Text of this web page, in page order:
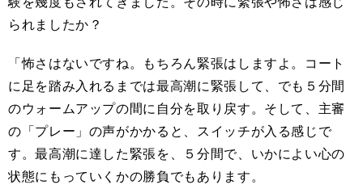
られましたか？
「怖さはないですね。もちろん緊張はしますよ。コート
に足を踏み入れるまでは最高潮に緊張して、でも５分間
のウォームアップの間に自分を取り戻す。そして、主審
の「プレー」の声がかかると、スイッチが入る感じで
す。最高潮に達した緊張を、５分間で、いかによい心の
状態にもっていくかの勝負でもあります。